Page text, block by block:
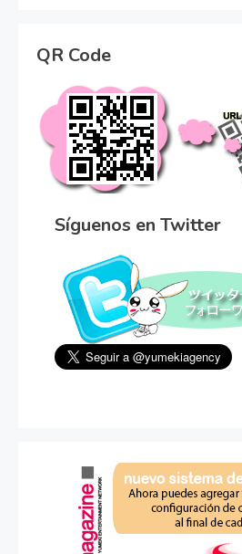
QR Code
Síguenos en Twitter